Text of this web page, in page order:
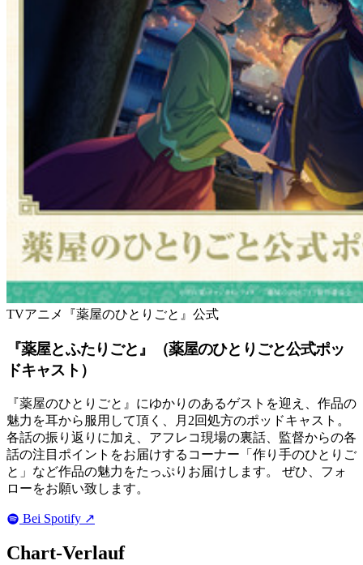
TVアニメ『薬屋のひとりごと』公式
『薬屋とふたりごと』（薬屋のひとりごと公式ポッ
ドキャスト）
『薬屋のひとりごと』にゆかりのあるゲストを迎え、作品の
魅力を耳から服用して頂く、月2回処方のポッドキャスト。
各話の振り返りに加え、アフレコ現場の裏話、監督からの各
話の注目ポイントをお届けするコーナー「作り手のひとりご
と」など作品の魅力をたっぷりお届けします。 ぜひ、フォ
ローをお願い致します。
Bei Spotify ↗
Chart-Verlauf